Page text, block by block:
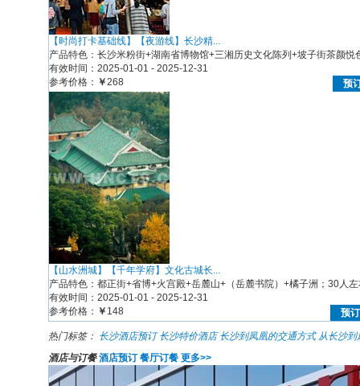
【时尚打卡基础线】【夜游线】长沙精...
产品特色：长沙米粉街+湖南省博物馆+三湘历史文化陈列+坡子街茶颜悦
有效时间：2025-01-01 - 2025-12-31
预
参考价格： ￥268
【山水洲城】【千年学府】文化古城长...
产品特色：都正街+省博+火宫殿+岳麓山+（岳麓书院）+橘子洲；30人
有效时间：2025-01-01 - 2025-12-31
预订
参考价格： ￥ 148
热门标签： 长沙酒店预订 长沙特价酒店 长沙到凤凰的交通方式 从长沙到
酒店与订餐 酒店预订 餐厅订餐 更多>>